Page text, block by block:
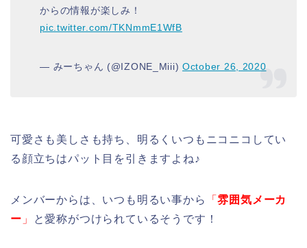
からの情報が楽しみ！
pic.twitter.com/TKNmmE1WfB
— みーちゃん (@IZONE_Miii)October 26, 2020
可愛さも美しさも持ち、明るくいつもニコニコしてい
る顔立ちはパット目を引きますよね♪
メンバーからは、いつも明るい事から 「雰囲気メーカ
ー 」 と愛称がつけられているそうです！